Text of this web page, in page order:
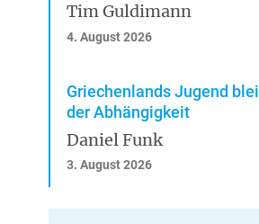
Tim Guldimann
4. August 2026
Griechenlands Jugend
der Abhängigkeit
Daniel Funk
3. August 2026